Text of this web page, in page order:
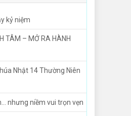
kỷ niệm
TÂM – MỞ RA HÀNH
Nhật 14 Thường Niên
nhưng niềm vui trọn vẹn